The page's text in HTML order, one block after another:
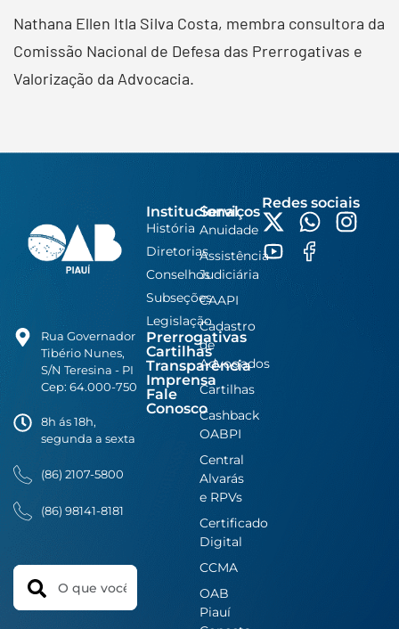
Nathana Ellen Itla Silva Costa, membra consultora da
Comissão Nacional de Defesa das Prerrogativas e
Valorização da Advocacia.
Rua Governador
Tibério Nunes,
S/N Teresina - PI
Cep: 64.000-750
8h ás 18h,
segunda a sexta
(86) 2107-5800
(86) 98141-8181
Search
Institucional
História
Diretorias
Conselhos
Subseções
Legislação
Prerrogativas
Cartilhas
Transparência
Imprensa
Fale
Conosco
Serviços
Anuidade
Assistência
Judiciária
CAAPI
Cadastro
de
Advogados
Cartilhas
Cashback
OABPI
Central
Alvarás
e RPVs
Certificado
Digital
CCMA
OAB
Piauí
Redes sociais